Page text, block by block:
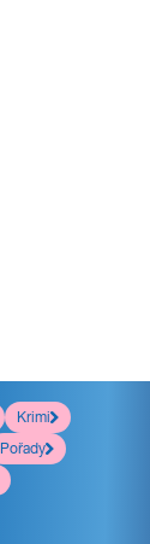
Krimi
Pořady